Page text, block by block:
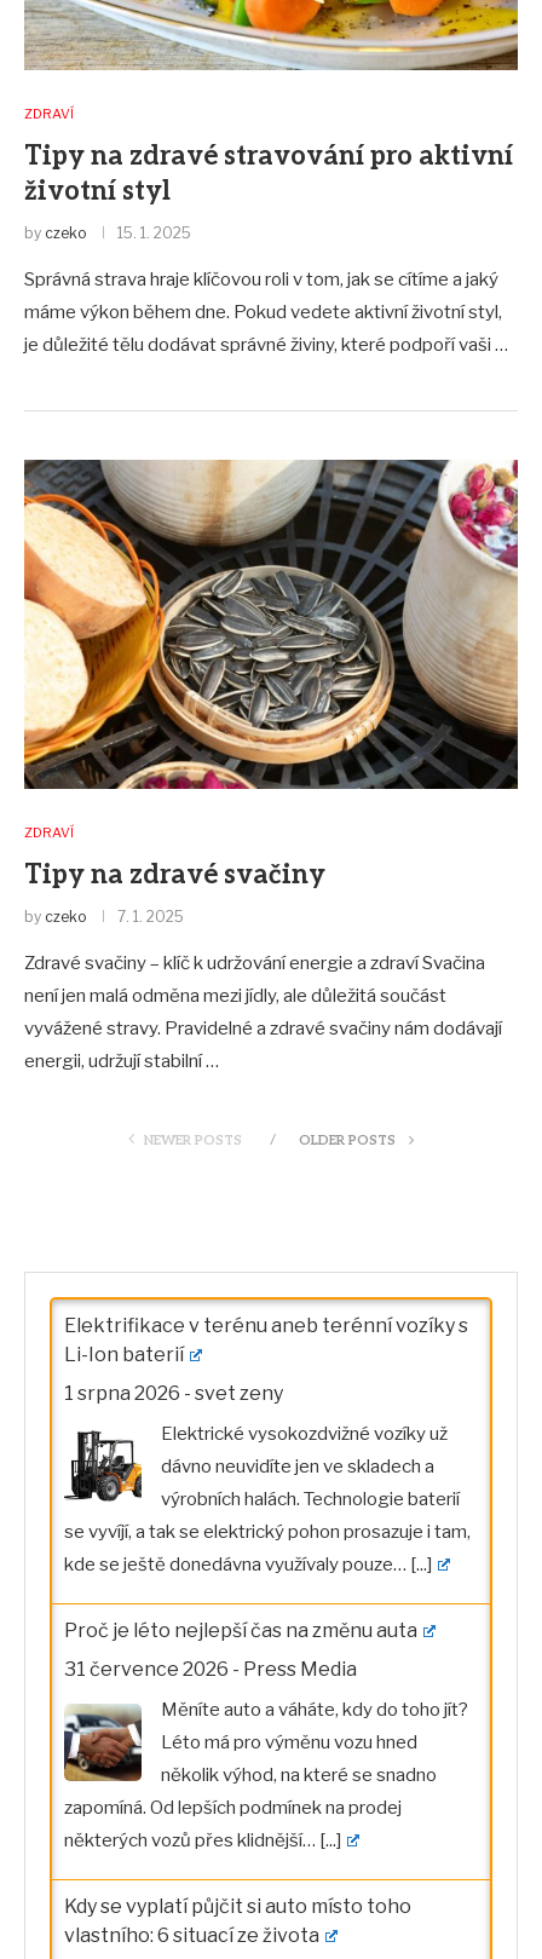
ZDRAVÍ
Tipy na zdravé stravování pro aktivní
životní styl
by czeko 15. 1. 2025
Správná strava hraje klíčovou roli v tom, jak se cítíme a jaký
máme výkon během dne. Pokud vedete aktivní životní styl,
je důležité tělu dodávat správné živiny, které podpoří vaši …
ZDRAVÍ
Tipy na zdravé svačiny
by czeko 7. 1. 2025
Zdravé svačiny – klíč k udržování energie a zdraví Svačina
není jen malá odměna mezi jídly, ale důležitá součást
vyvážené stravy. Pravidelné a zdravé svačiny nám dodávají
energii, udržují stabilní …
NEWER POSTS OLDER POSTS
Elektrifikace v terénu aneb terénní vozíky s
Li-Ion baterií
1 srpna 2026 - svet zeny
Elektrické vysokozdvižné vozíky už
dávno neuvidíte jen ve skladech a
výrobních halách. Technologie baterií
se vyvíjí, a tak se elektrický pohon prosazuje i tam,
kde se ještě donedávna využívaly pouze… [...]
Proč je léto nejlepší čas na změnu auta
31 července 2026 - Press Media
Měníte auto a váháte, kdy do toho jít?
Léto má pro výměnu vozu hned
několik výhod, na které se snadno
zapomíná. Od lepších podmínek na prodej
některých vozů přes klidnější… [...]
Kdy se vyplatí půjčit si auto místo toho
vlastního: 6 situací ze života